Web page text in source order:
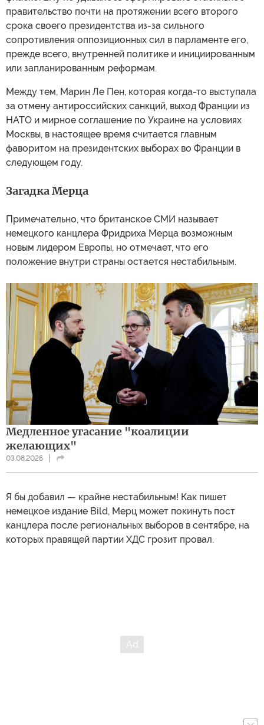
правительство почти на протяжении всего второго
срока своего президентства из-за сильного
сопротивления оппозиционных сил в парламенте его,
прежде всего, внутренней политике и инициированным
или запланированным реформам.
Между тем, Марин Ле Пен, которая когда-то выступала
за отмену антироссийских санкций, выход Франции из
НАТО и мирное соглашение по Украине на условиях
Москвы, в настоящее время считается главным
фаворитом на президентских выборах во Франции в
следующем году.
Загадка Мерца
Примечательно, что британское СМИ называет
немецкого канцлера Фридриха Мерца возможным
новым лидером Европы, но отмечает, что его
положение внутри страны остается нестабильным.
Медленное угасание "коалиции
желающих"
03.08.2026
Я бы добавил — крайне нестабильным! Как пишет
немецкое издание Bild, Мерц может покинуть пост
канцлера после региональных выборов в сентябре, на
которых правящей партии ХДС грозит провал.